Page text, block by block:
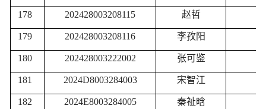
178 202428003208115 赵哲
179 202428003208116 李孜阳
180 202428003222002 张可鉴
181 2024D8003284003 宋智江
182 2024E8003284005 秦祉晗